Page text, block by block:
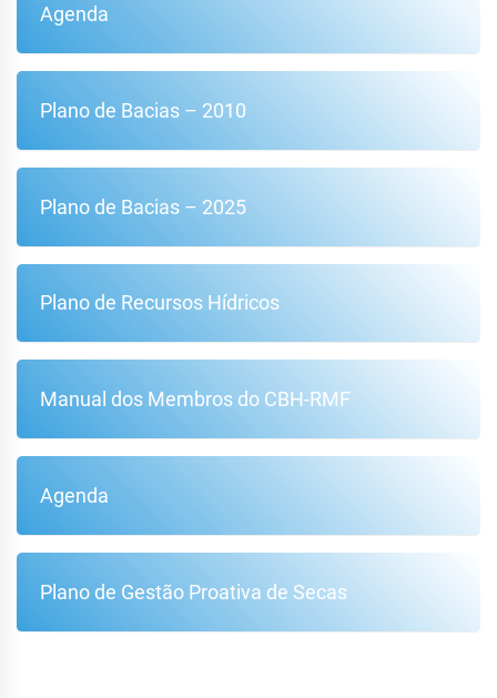
Agenda
Plano de Bacias – 2010
Plano de Bacias – 2025
Plano de Recursos Hídricos
Manual dos Membros do CBH-RMF
Agenda
Plano de Gestão Proativa de Secas